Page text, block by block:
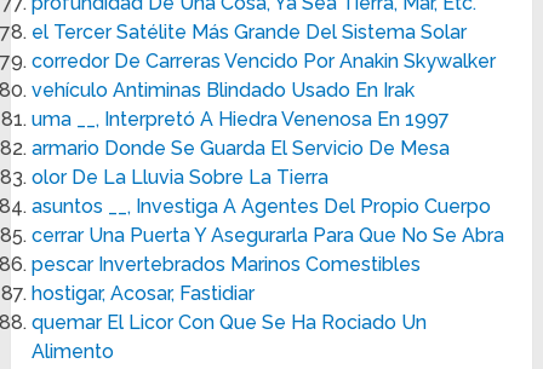
el Tercer Satélite Más Grande Del Sistema Solar
corredor De Carreras Vencido Por Anakin Skywalker
vehículo Antiminas Blindado Usado En Irak
uma __, Interpretó A Hiedra Venenosa En 1997
armario Donde Se Guarda El Servicio De Mesa
olor De La Lluvia Sobre La Tierra
asuntos __, Investiga A Agentes Del Propio Cuerpo
cerrar Una Puerta Y Asegurarla Para Que No Se Abra
pescar Invertebrados Marinos Comestibles
hostigar, Acosar, Fastidiar
quemar El Licor Con Que Se Ha Rociado Un
Alimento